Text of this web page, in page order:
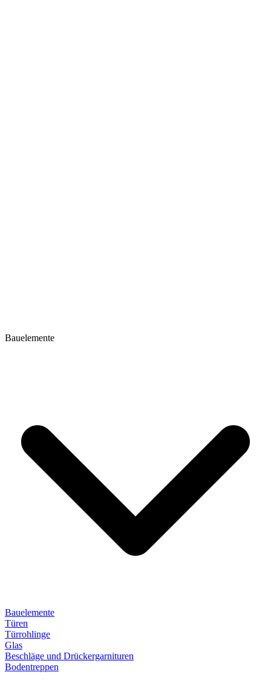
Bauelemente
Bauelemente
Türen
Türrohlinge
Glas
Beschläge und Drückergarnituren
Bodentreppen